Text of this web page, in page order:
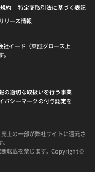
約
特定商取引法に基づく表記
リース情報
イード（東証グロース上
の適切な取扱いを行う事業
バシーマークの付与認定を
上の一部が弊社サイトに還元さ
転載を禁じます。Copyright ©